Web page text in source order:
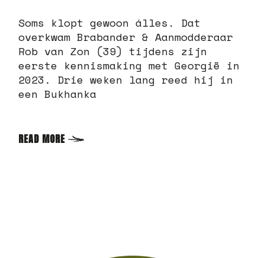
Soms klopt gewoon álles. Dat
overkwam Brabander & Aanmodderaar
Rob van Zon (39) tijdens zijn
eerste kennismaking met Georgië in
2023. Drie weken lang reed hij in
een Bukhanka
READ MORE